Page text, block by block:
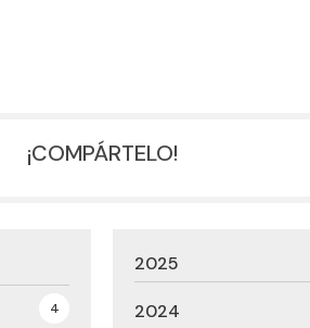
4
¡COMPÁRTELO!
2025
2024